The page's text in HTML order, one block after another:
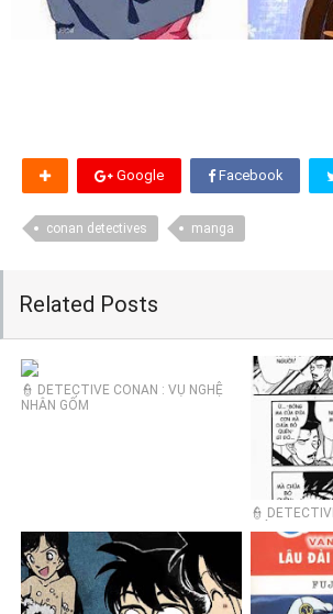
Google Facebook
conan detectives manga
Related Posts
👮 DETECTIVE CONAN : VỤ NGHỆ
NHÂN GỐM
👮
BIỆT THỰ